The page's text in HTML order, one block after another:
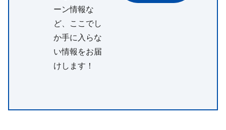
ーン情報な
ど、ここでし
か手に入らな
い情報をお届
けします！